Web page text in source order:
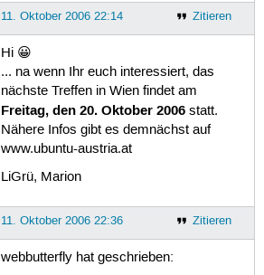
Zitieren
11. Oktober 2006 22:14
Hi 😀
... na wenn Ihr euch interessiert, das
nächste Treffen in Wien findet am
Freitag, den 20. Oktober 2006statt.
Nähere Infos gibt es demnächst auf
www.ubuntu-austria.at
LiGrü, Marion
Zitieren
11. Oktober 2006 22:36
webbutterfly hat geschrieben: